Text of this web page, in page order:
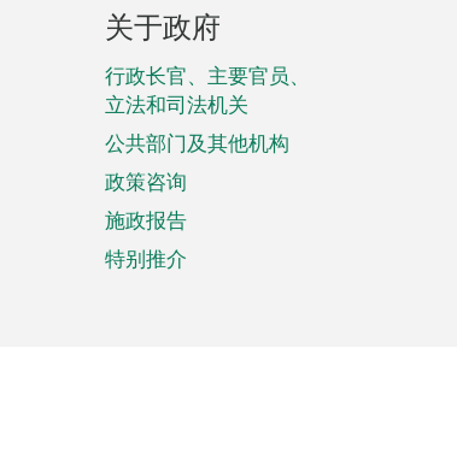
脚
菜
单
关于政府
行政长官、主要官员、
立法和司法机关
公共部门及其他机构
政策咨询
施政报告
特别推介